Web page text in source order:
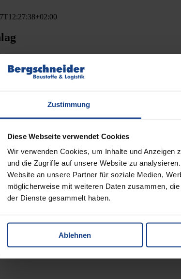
Zustimmung
Diese Webseite verwendet Cookies
Wir verwenden Cookies, um Inhalte und Anzeigen
und die Zugriffe auf unsere Website zu
Website an unsere Partner für soziale Medien,
möglicherweise mit weiteren Daten zusammen,
der Dienste gesammelt haben.
Ablehnen
Schiff oder Bahn angeliefert, in den
– Uffeln, Ibbenbüren – Dörenthe, Osnabrück,
Hafenbetrieben um: